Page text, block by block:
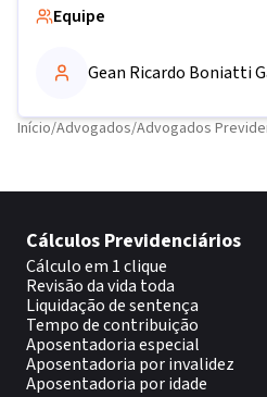
Equipe
Gean Ricardo Boniatti
Início/Advogados/Advogados
Cálculos Previdenciários
Cálculo em 1 clique
Revisão da vida toda
Liquidação de sentença
Tempo de contribuição
Aposentadoria especial
Aposentadoria por invalidez
Aposentadoria por idade